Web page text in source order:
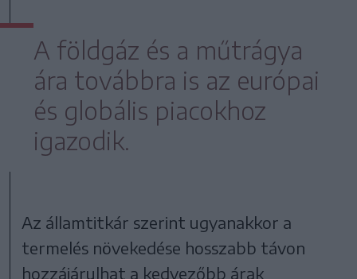
A földgáz és a műtrágya
ára továbbra is az európai
és globális piacokhoz
igazodik.
Az államtitkár szerint ugyanakkor a
termelés növekedése hosszabb távon
hozzájárulhat a kedvezőbb árak